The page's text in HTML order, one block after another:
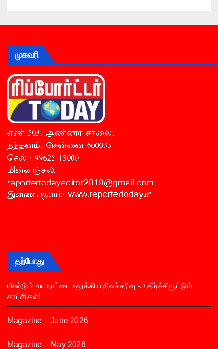
முகவரி
தற்போது
மீண்டும் வயநாட்டை உலுக்கிய நிலச்சரிவு -அதிர்ச்சியூட்டும்
காட்சிகள்!
Magazine – June 2026
Magazine – May 2026